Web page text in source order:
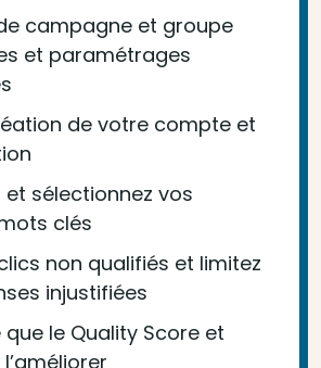
campagne et groupe
et paramétrages
de votre compte et
et sélectionnez vos
clés
non qualifiés et limitez
injustifiées
que le Quality Score et